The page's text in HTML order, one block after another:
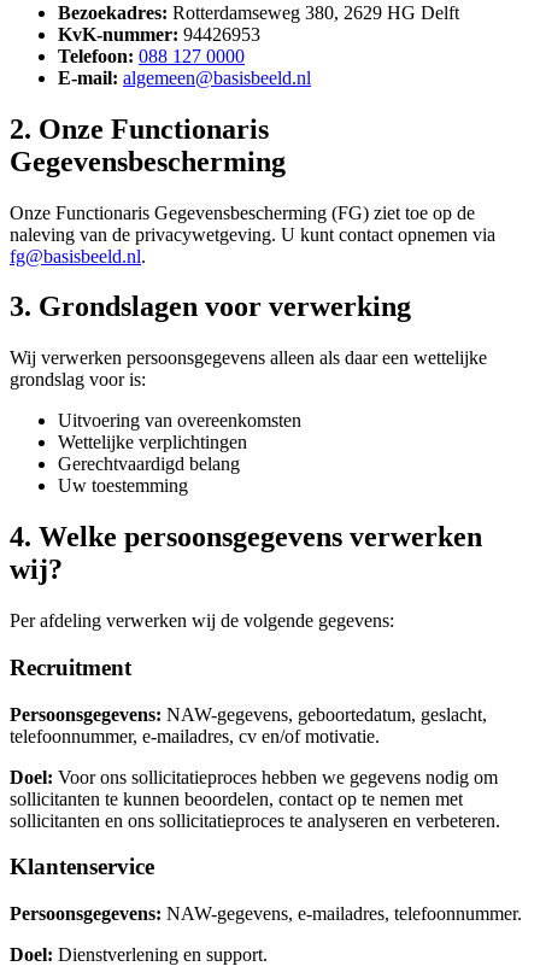
Bezoekadres: Rotterdamseweg 380, 2629 HG Delft
KvK-nummer: 94426953
Telefoon: 088 127 0000
E-mail: algemeen@basisbeeld.nl
2. Onze Functionaris
Gegevensbescherming
Onze Functionaris Gegevensbescherming (FG) ziet toe op de
naleving van de privacywetgeving. U kunt contact opnemen via
fg@basisbeeld.nl.
3. Grondslagen voor verwerking
Wij verwerken persoonsgegevens alleen als daar een wettelijke
grondslag voor is:
Uitvoering van overeenkomsten
Wettelijke verplichtingen
Gerechtvaardigd belang
Uw toestemming
4. Welke persoonsgegevens verwerken
wij?
Per afdeling verwerken wij de volgende gegevens:
Recruitment
Persoonsgegevens: NAW-gegevens, geboortedatum, geslacht,
telefoonnummer, e-mailadres, cv en/of motivatie.
Doel: Voor ons sollicitatieproces hebben we gegevens nodig om
sollicitanten te kunnen beoordelen, contact op te nemen met
sollicitanten en ons sollicitatieproces te analyseren en verbeteren.
Klantenservice
Persoonsgegevens: NAW-gegevens, e-mailadres, telefoonnummer.
Doel: Dienstverlening en support.